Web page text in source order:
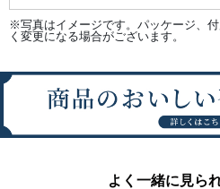
※写真はイメージです。パッケージ、
く変更になる場合がございます。
よく一緒に見ら